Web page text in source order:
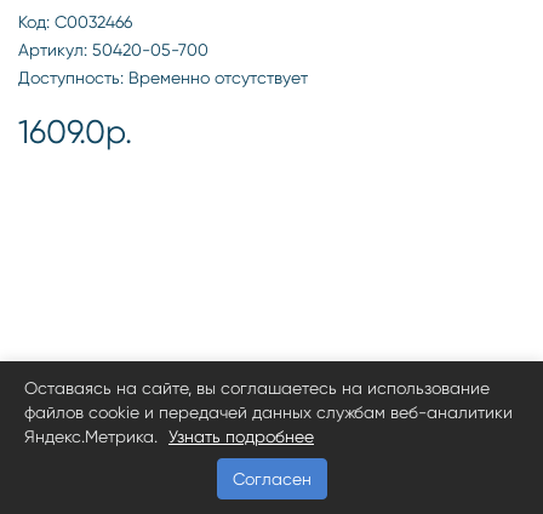
Код: С0032466
Артикул: 50420-05-700
Доступность: Временно отсутствует
1609.0р.
Оставаясь на сайте, вы соглашаетесь на использование
файлов cookie и передачей данных службам веб-аналитики
Яндекс.Метрика.
Узнать подробнее
Согласен